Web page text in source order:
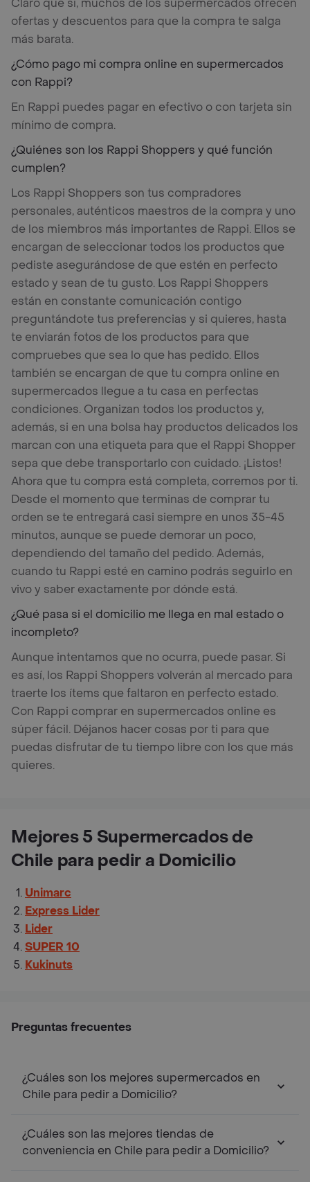
Claro que sí, muchos de los supermercados ofrecen
ofertas y descuentos para que la compra te salga
más barata.
¿Cómo pago mi compra online en supermercados
con Rappi?
En Rappi puedes pagar en efectivo o con tarjeta sin
mínimo de compra.
¿Quiénes son los Rappi Shoppers y qué función
cumplen?
Los Rappi Shoppers son tus compradores
personales, auténticos maestros de la compra y uno
de los miembros más importantes de Rappi. Ellos se
encargan de seleccionar todos los productos que
pediste asegurándose de que estén en perfecto
estado y sean de tu gusto. Los Rappi Shoppers
están en constante comunicación contigo
preguntándote tus preferencias y si quieres, hasta
te enviarán fotos de los productos para que
compruebes que sea lo que has pedido. Ellos
también se encargan de que tu compra online en
supermercados llegue a tu casa en perfectas
condiciones. Organizan todos los productos y,
además, si en una bolsa hay productos delicados los
marcan con una etiqueta para que el Rappi Shopper
sepa que debe transportarlo con cuidado. ¡Listos!
Ahora que tu compra está completa, corremos por ti.
Desde el momento que terminas de comprar tu
orden se te entregará casi siempre en unos 35-45
minutos, aunque se puede demorar un poco,
dependiendo del tamaño del pedido. Además,
cuando tu Rappi esté en camino podrás seguirlo en
vivo y saber exactamente por dónde está.
¿Qué pasa si el domicilio me llega en mal estado o
incompleto?
Aunque intentamos que no ocurra, puede pasar. Si
es así, los Rappi Shoppers volverán al mercado para
traerte los ítems que faltaron en perfecto estado.
Con Rappi comprar en supermercados online es
súper fácil. Déjanos hacer cosas por ti para que
puedas disfrutar de tu tiempo libre con los que más
quieres.
Mejores 5 Supermercados de
Chile para pedir a Domicilio
Unimarc
Express Lider
Lider
SUPER 10
Kukinuts
Preguntas frecuentes
¿Cuáles son los mejores supermercados en
Chile para pedir a Domicilio?
¿Cuáles son las mejores tiendas de
conveniencia en Chile para pedir a Domicilio?